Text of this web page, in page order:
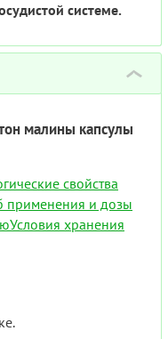
системе.
›
малины капсулы
свойства
применения и дозы
Условия хранения